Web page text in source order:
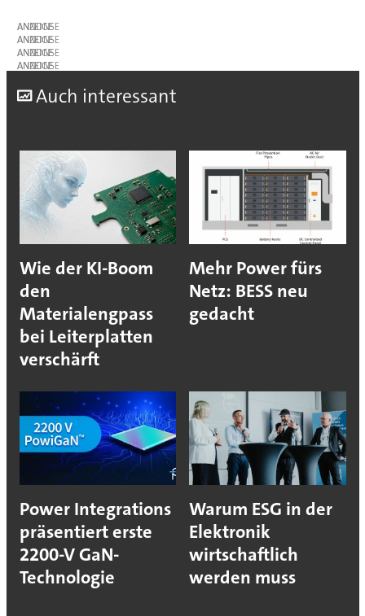
ANZEIGE
ANZEIGE
ANZEIGE
ANZEIGE
Auch interessant
Wie der KI-Boom
den
Materialengpass
bei Leiterplatten
verschärft
Mehr Power fürs
Netz: BESS neu
gedacht
Power Integrations
präsentiert erste
2200-V GaN-
Technologie
Warum ESG in der
Elektronik
wirtschaftlich
werden muss